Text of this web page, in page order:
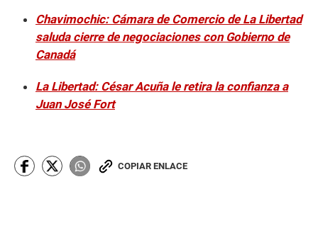
Chavimochic: Cámara de Comercio de La Libertad
saluda cierre de negociaciones con Gobierno de
Canadá
La Libertad: César Acuña le retira la confianza a
Juan José Fort
COPIAR ENLACE